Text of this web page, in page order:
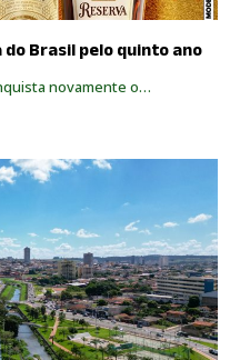
do Brasil pelo quinto ano
novamente o…